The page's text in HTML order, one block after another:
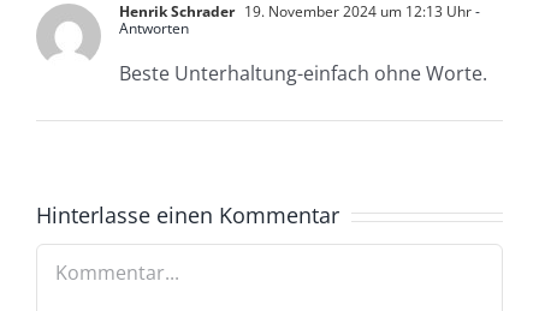
Henrik Schrader 19. November 2024 um 12:13 Uhr-
Antworten
Beste Unterhaltung-einfach ohne Worte.
Hinterlasse einen Kommentar
Kommentar